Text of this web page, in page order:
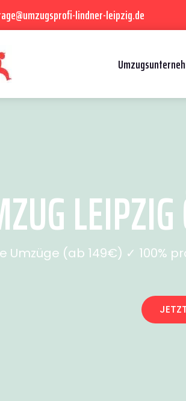
lindner-leipzig.de
Umzüge (ab 149€) ✓ 100%